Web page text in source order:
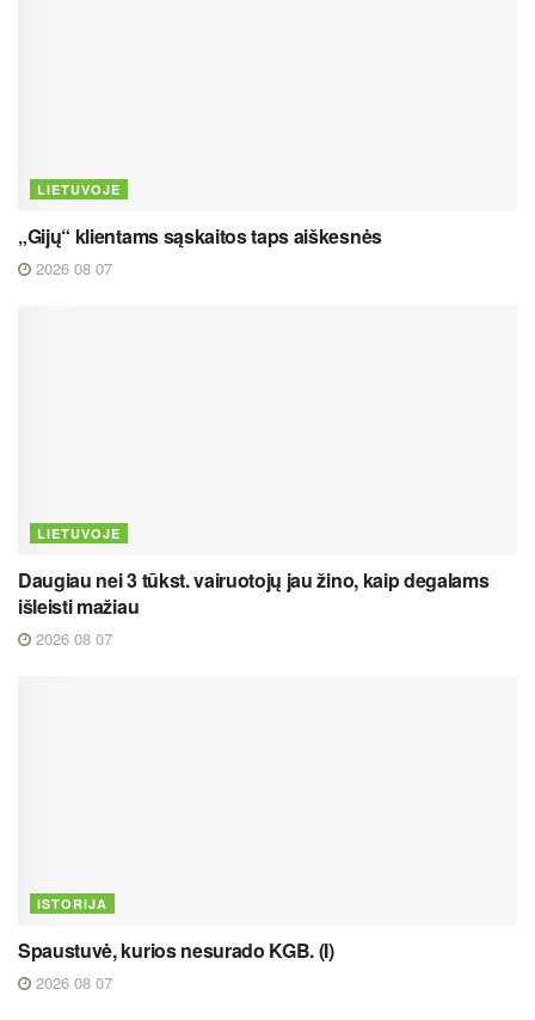
LIETUVOJE
„Gijų“ klientams sąskaitos taps aiškesnės
2026 08 07
LIETUVOJE
Daugiau nei 3 tūkst. vairuotojų jau žino, kaip degalams
išleisti mažiau
2026 08 07
ISTORIJA
Spaustuvė, kurios nesurado KGB. (I)
2026 08 07